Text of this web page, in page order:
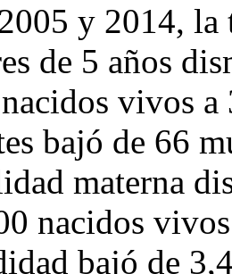
y 2014, la
de 5 años
vivos a
bajó de 66
materna
nacidos
bajó de